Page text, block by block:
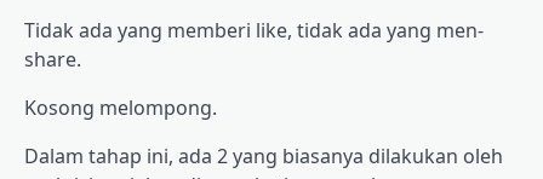
Tidak ada yang memberi like, tidak ada yang men-
share.
Kosong melompong.
Dalam tahap ini, ada 2 yang biasanya dilakukan oleh